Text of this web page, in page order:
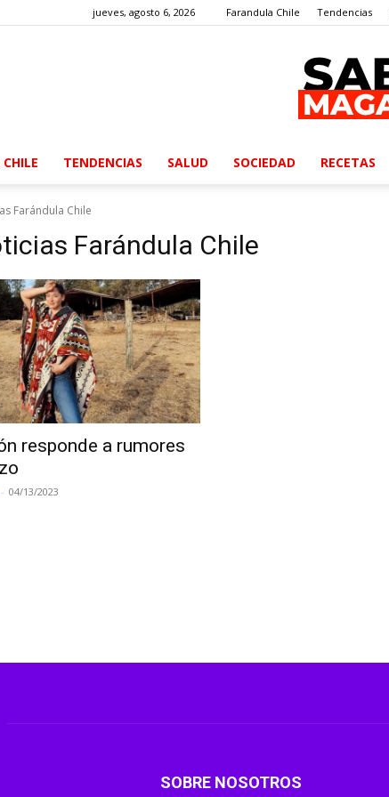
jueves, agosto 6, 2026 Farandula Chile Tendencias
TENDENCIAS SALUD SOCIEDAD RECETAS
Farándula Chile
Farándula Chile
responde a rumores
- 04/13/2023
SOBRE NOSOTROS